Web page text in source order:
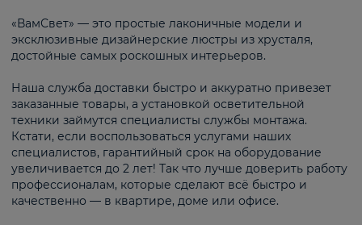
«ВамСвет» — это простые лаконичные модели и
эксклюзивные дизайнерские люстры из хрусталя,
достойные самых роскошных интерьеров.
Наша служба доставки быстро и аккуратно привезет
заказанные товары, а установкой осветительной
техники займутся специалисты службы монтажа.
Кстати, если воспользоваться услугами наших
специалистов, гарантийный срок на оборудование
увеличивается до 2 лет! Так что лучше доверить работу
профессионалам, которые сделают всё быстро и
качественно — в квартире, доме или офисе.